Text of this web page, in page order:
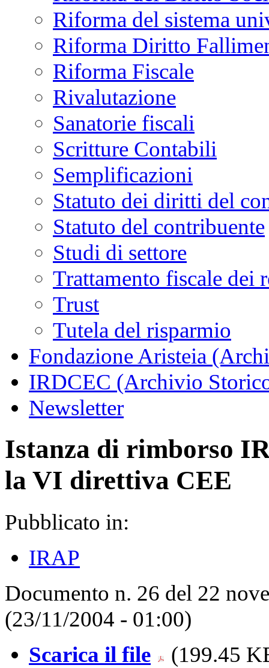
Riforma del sistema
Riforma Diritto
Riforma Fiscale
Rivalutazione
Sanatorie fiscali
Scritture Contabili
Semplificazioni
Statuto dei diritti del
Statuto del contribuente
Studi di settore
Trattamento fiscale dei
Trust
Tutela del risparmio
Fondazione Aristeia
IRDCEC (Archivio
Newsletter
Istanza di rimborso
la VI direttiva CEE
Pubblicato in:
IRAP
Documento n. 26 del 22
(23/11/2004 - 01:00)
Scarica il file
(199.45